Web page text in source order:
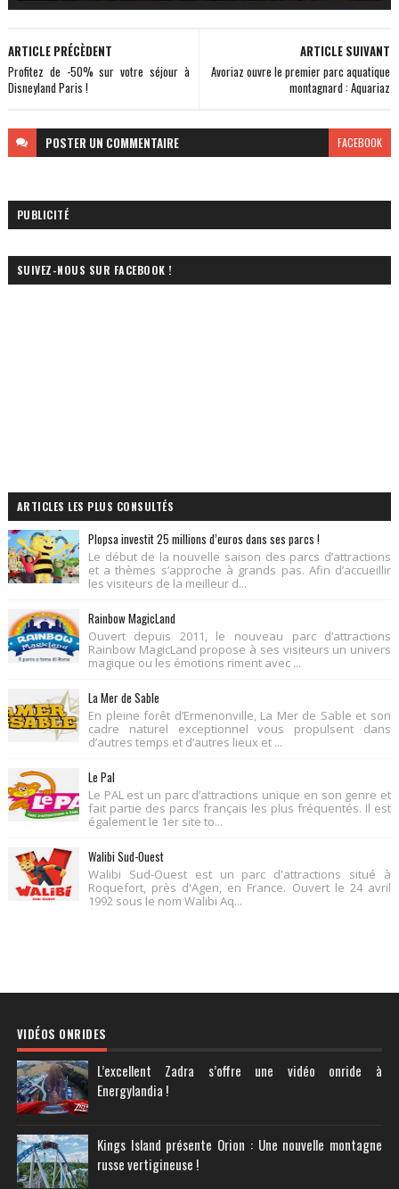
ARTICLE SUIVANT
Avoriaz ouvre le premier parc aquatique
montagnard : Aquariaz
ARTICLE PRÉCÈDENT
Profitez de -50% sur votre séjour à
Disneyland Paris !
POSTER UN COMMENTAIRE FACEBOOK
PUBLICITÉ
SUIVEZ-NOUS SUR FACEBOOK !
ARTICLES LES PLUS CONSULTÉS
Plopsa investit 25 millions d’euros dans ses parcs !
Le début de la nouvelle saison des parcs d’attractions
et a thèmes s’approche à grands pas. Afin d’accueillir
les visiteurs de la meilleur d...
Rainbow MagicLand
Ouvert depuis 2011, le nouveau parc d’attractions
Rainbow MagicLand propose à ses visiteurs un univers
magique ou les émotions riment avec ...
La Mer de Sable
En pleine forêt d’Ermenonville, La Mer de Sable et son
cadre naturel exceptionnel vous propulsent dans
d’autres temps et d’autres lieux et ...
Le Pal
Le PAL est un parc d’attractions unique en son genre et
fait partie des parcs français les plus fréquentés. Il est
également le 1er site to...
Walibi Sud-Ouest
Walibi Sud-Ouest est un parc d'attractions situé à
Roquefort, près d'Agen, en France. Ouvert le 24 avril
1992 sous le nom Walibi Aq...
VIDÉOS ONRIDES
L’excellent Zadra s’offre une vidéo onride à
Energylandia !
Kings Island présente Orion : Une nouvelle montagne
russe vertigineuse !